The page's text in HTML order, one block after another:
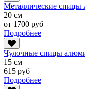
Металлические спицы
20 см
от 1700 руб
Подробнее
Чулочные спицы
15 см
615 руб
Подробнее